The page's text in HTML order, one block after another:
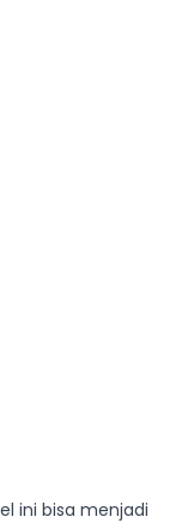
ini bisa menjadi